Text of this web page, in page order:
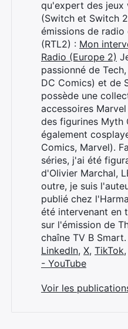
qu'expert des jeux
(Switch et Switch
émissions de
(RTL2) : Mon
Radio (Europe 2)
passionné de
DC Comics) et de
possède une
accessoires
des figurines Myth
également
Comics, Marvel).
séries, j'ai été
d'Olivier Marchal,
outre, je suis
publié chez
été intervenant en
sur l'émission de
chaîne TV B
LinkedIn, X, TikTok,
- YouTube
Voir les
Rechercher
: